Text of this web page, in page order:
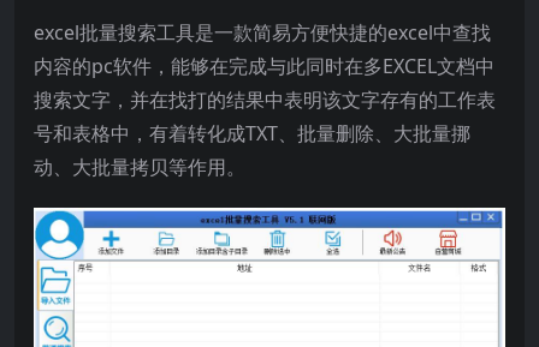
excel批量搜索工具是一款简易方便快捷的excel中查找
内容的pc软件，能够在完成与此同时在多EXCEL文档中
搜索文字，并在找打的结果中表明该文字存有的工作表
号和表格中，有着转化成TXT、批量删除、大批量挪
动、大批量拷贝等作用。